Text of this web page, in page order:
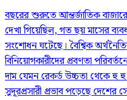
বছরের শুরুতে আন্তর্জাতিক বাজারে
দেখা গিয়েছিল, গত ছয় মাসের
সংশোধন ঘটেছে। বৈশ্বিক
বিনিয়োগকারীদের প্রবণতা
দাম যেমন রেকর্ড উচ্চতা থেকে হু
সুদূরপ্রসারী প্রভাব পড়েছে দেশের